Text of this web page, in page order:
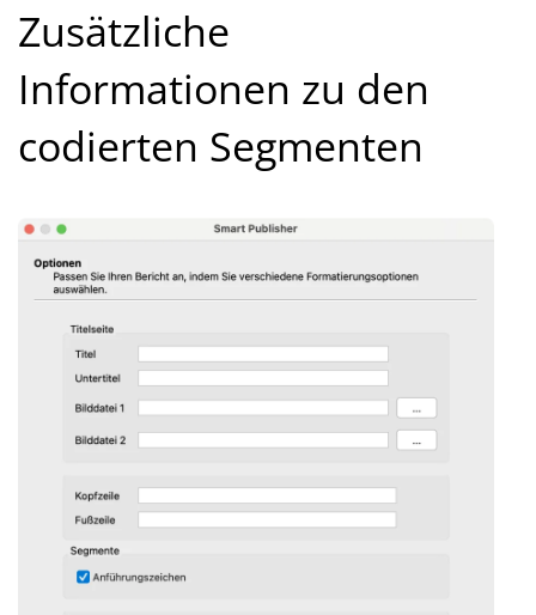
Zusätzliche
Informationen zu den
codierten Segmenten